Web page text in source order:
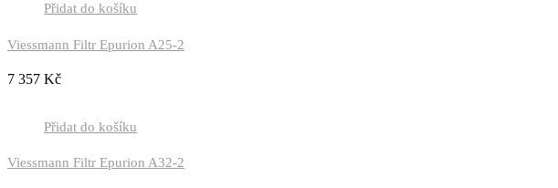
Přidat do košíku
Viessmann Filtr Epurion A25-2
7 357 Kč
Přidat do košíku
Viessmann Filtr Epurion A32-2